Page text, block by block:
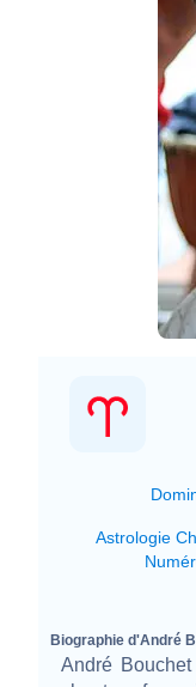
Astrologie
Biographie d'André
André